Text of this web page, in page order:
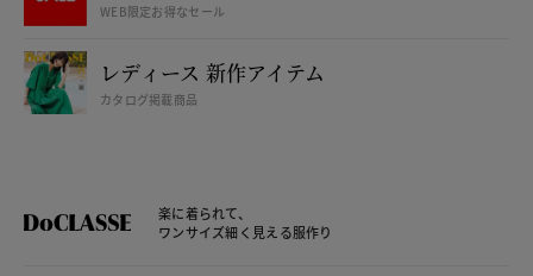
WEB限定お得なセール
レディース 新作アイテム
カタログ掲載商品
楽に着られて、
ワンサイズ細く見える服作り